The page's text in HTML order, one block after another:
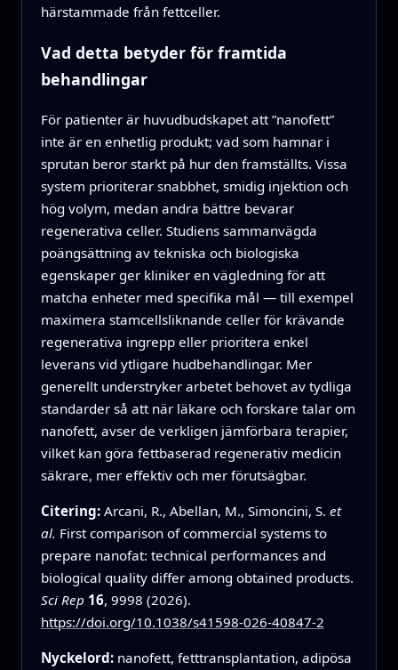
härstammade från fettceller.
Vad detta betyder för framtida
behandlingar
För patienter är huvudbudskapet att ”nanofett”
inte är en enhetlig produkt; vad som hamnar i
sprutan beror starkt på hur den framställts. Vissa
system prioriterar snabbhet, smidig injektion och
hög volym, medan andra bättre bevarar
regenerativa celler. Studiens sammanvägda
poängsättning av tekniska och biologiska
egenskaper ger kliniker en vägledning för att
matcha enheter med specifika mål — till exempel
maximera stamcellsliknande celler för krävande
regenerativa ingrepp eller prioritera enkel
leverans vid ytligare hudbehandlingar. Mer
generellt understryker arbetet behovet av tydliga
standarder så att när läkare och forskare talar om
nanofett, avser de verkligen jämförbara terapier,
vilket kan göra fettbaserad regenerativ medicin
säkrare, mer effektiv och mer förutsägbar.
Citering: Arcani, R., Abellan, M., Simoncini, S. et
al. First comparison of commercial systems to
prepare nanofat: technical performances and
biological quality differ among obtained products.
Sci Rep 16, 9998 (2026).
https://doi.org/10.1038/s41598-026-40847-2
Nyckelord: nanofett, fetttransplantation, adipösa